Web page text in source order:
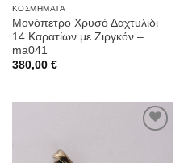
ΚΟΣΜΉΜΑΤΑ
Μονόπετρο Χρυσό Δαχτυλίδι
14 Καρατίων με Ζιργκόν –
ma041
380,00 €